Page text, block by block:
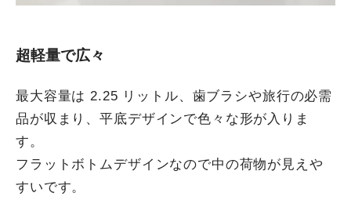
超軽量で広々
最大容量は 2.25 リットル、歯ブラシや旅行の必需
品が収まり、平底デザインで色々な形が入りま
す。
フラットボトムデザインなので中の荷物が見えや
すいです。